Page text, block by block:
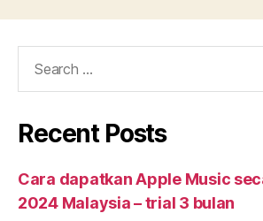
Recent Posts
Cara dapatkan Apple Music
2024 Malaysia – trial 3 bulan